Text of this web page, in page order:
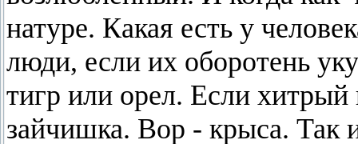
натуре. Какая есть у
люди, если их оборотень
тигр или орел. Если
зайчишка. Вор - крыса. Так